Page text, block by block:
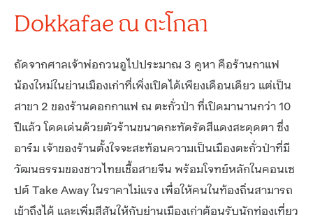
Dokkafae ณ ตะโกลา
ถัดจากศาลเจ้าพ่อกวนอูไปประมาณ 3 คูหา คือร้านกาแฟ
น้องใหม่ในย่านเมืองเก่าที่เพิ่งเปิดได้เพียงเดือนเดียว แต่เป็น
สาขา 2 ของร้านดอกกาแฟ ณ ตะกั่วป่า ที่เปิดมานานกว่า 10
ปีแล้ว โดดเด่นด้วยตัวร้านขนาดกะทัดรัดสีแดงสะดุดตา ซึ่ง
อาร์ม เจ้าของร้านตั้งใจจะสะท้อนความเป็นเมืองตะกั่วป่าที่มี
วัฒนธรรมของชาวไทยเชื้อสายจีน พร้อมโจทย์หลักในคอนเซ
ปต์ Take Away ในราคาไม่แรง เพื่อให้คนในท้องถิ่นสามารถ
เข้าถึงได้ และเพิ่มสีสันให้กับย่านเมืองเก่าต้อนรับนักท่องเที่ยว